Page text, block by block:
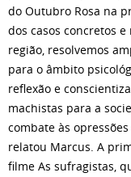
do Outubro Rosa na
dos casos concretos
região, resolvemos
para o âmbito
reflexão e
machistas para a
combate às
relatou Marcus. A
filme As sufragistas,